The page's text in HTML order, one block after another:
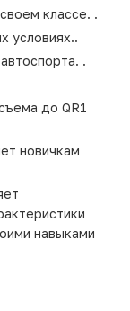
классе. .
условиях..
.
до QR1
новичкам
навыками